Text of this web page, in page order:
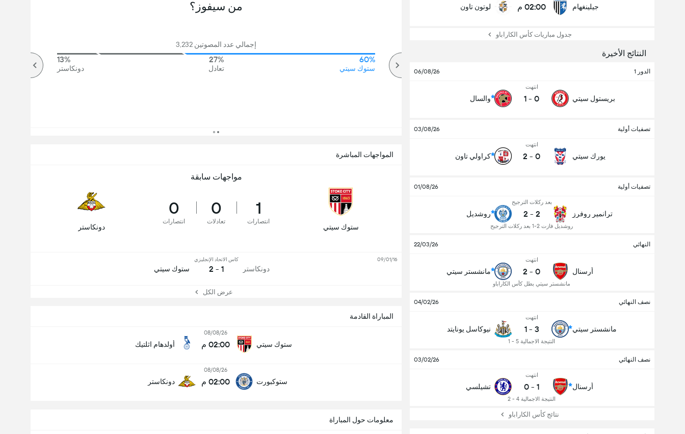
جيلينغهام 02:00 م لوتون تاون
جدول مباريات كأس الكاراباو
النتائج الأخيرة
الدور 1 06/08/26
بريستول سيتي
انتهت
0
-
1 والسال
تصفيات أولية 03/08/26
يورك سيتي
انتهت
0
-
2 كراولي تاون
تصفيات أولية 01/08/26
ترانمير روفرز
بعد ركلات الترجيح
2
-
2
روشديل فازت 2-1 بعد ركلات الترجيح
روشديل
النهائي 22/03/26
أرسنال
انتهت
0
-
2
مانشستر سيتي بطل كأس الكاراباو
مانشستر سيتي
نصف النهائي 04/02/26
مانشستر سيتي
انتهت
3
-
1
النتيجة الاجمالية 5 - 1
نيوكاسل يونايتد
نصف النهائي 03/02/26
أرسنال
انتهت
1
-
0
النتيجة الاجمالية 4 - 2
تشيلسي
نتائج كأس الكاراباو
المباراة القادمة
ستوك سيتي
08/08/26
02:00 م أولدهام اثلتيك
ستوكبورت
08/08/26
02:00 م دونكاستر
معلومات حول المباراة
من سيفوز؟
إجمالي عدد المصوتين 3,232
60%
ستوك سيتي
27%
تعادل
13%
دونكاستر
عدد الاهداف (2.5)
أكثر
المواجهات المباشرة
مواجهات سابقة
ستوك سيتي
1
انتصارات
0
تعادلات
0
انتصارات
دونكاستر
دونكاستر
كاس الاتحاد الإنجليزي
1 - 2 ستوك سيتي
09/01/16
عرض الكل